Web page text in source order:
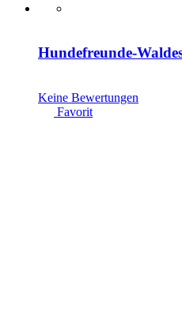
Hundefreunde-
Keine Bewertungen
Favorit